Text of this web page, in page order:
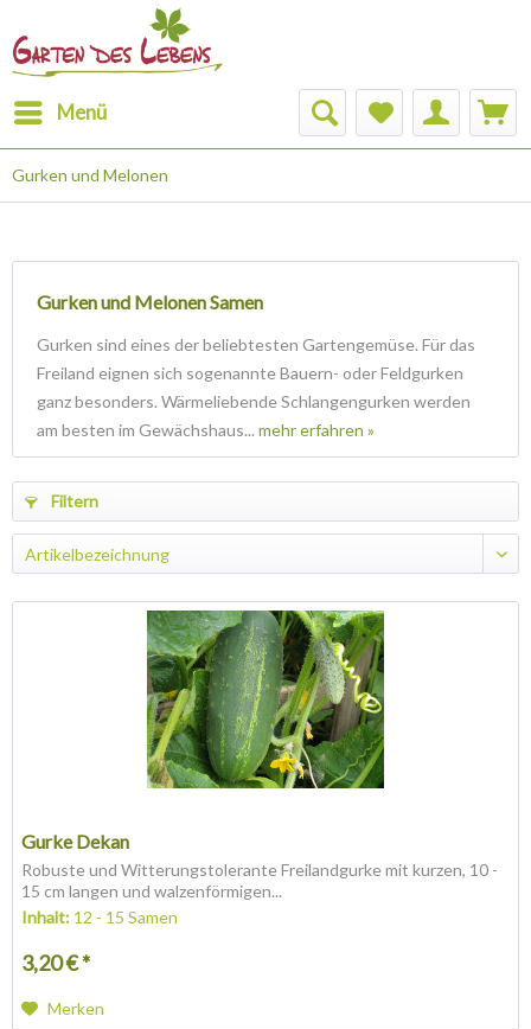
Menü
Gurken und Melonen
Gurken und Melonen Samen
Gurken sind eines der beliebtesten Gartengemüse. Für das
Freiland eignen sich sogenannte Bauern- oder Feldgurken
ganz besonders. Wärmeliebende Schlangengurken werden
am besten im Gewächshaus... mehr erfahren »
Filtern
Gurke Dekan
Robuste und Witterungstolerante Freilandgurke mit kurzen, 10 -
15 cm langen und walzenförmigen...
Inhalt: 12 - 15 Samen
3,20 € *
Merken